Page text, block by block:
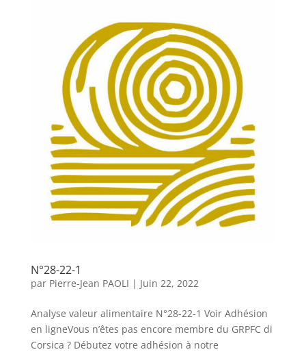
N°28-22-1
par Pierre-Jean PAOLI | Juin 22, 2022
Analyse valeur alimentaire N°28-22-1 Voir Adhésion
en ligneVous n’êtes pas encore membre du GRPFC di
Corsica ? Débutez votre adhésion à notre